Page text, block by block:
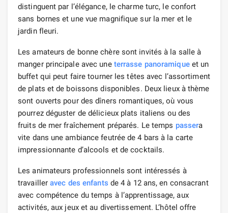
distinguent par l’élégance, le charme turc, le confort
sans bornes et une vue magnifique sur la mer et le
jardin fleuri.
Les amateurs de bonne chère sont invités à la salle à
manger principale avec une terrasse panoramiqueet un
buffet qui peut faire tourner les têtes avec l’assortiment
de plats et de boissons disponibles. Deux lieux à thème
sont ouverts pour des dîners romantiques, où vous
pourrez déguster de délicieux plats italiens ou des
fruits de mer fraîchement préparés. Le temps passera
vite dans une ambiance feutrée de 4 bars à la carte
impressionnante d’alcools et de cocktails.
Les animateurs professionnels sont intéressés à
travailleravec des enfants de 4 à 12 ans, en consacrant
avec compétence du temps à l’apprentissage, aux
activités, aux jeux et au divertissement. L’hôtel offre